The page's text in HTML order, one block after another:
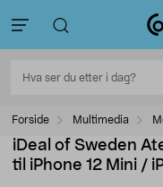
Forside Multimedia
iDeal of Sweden
til iPhone 12 Mini /